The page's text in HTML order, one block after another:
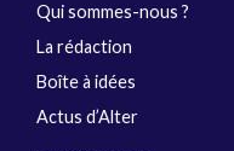
Qui sommes-nous ?
La rédaction
Boîte à idées
Actus d’Alter